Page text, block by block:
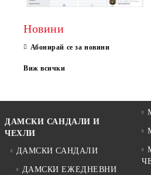
Новини
Абонирай се за новини
Виж всички
ДАМСКИ САНДАЛИ И
ЧЕХЛИ
ДАМСКИ САНДАЛИ
ДАМСКИ ЕЖЕДНЕВНИ